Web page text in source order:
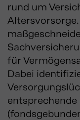
rund um
für
Dabei
entsprechende